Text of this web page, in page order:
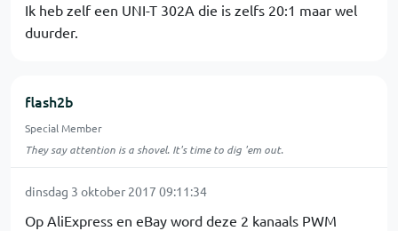
Ik heb zelf een UNI-T 302A die is zelfs 20:1 maar wel
duurder.
flash2b
Special Member
They say attention is a shovel. It's time to dig 'em out.
dinsdag 3 oktober 2017 09:11:34
Op AliExpress en eBay word deze 2 kanaals PWM